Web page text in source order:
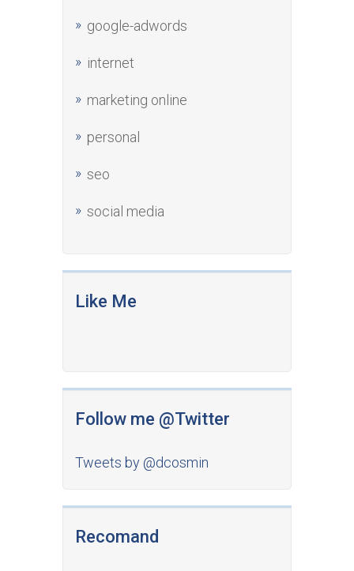
google-adwords
internet
marketing online
personal
seo
social media
Like Me
Follow me @Twitter
Tweets by @dcosmin
Recomand